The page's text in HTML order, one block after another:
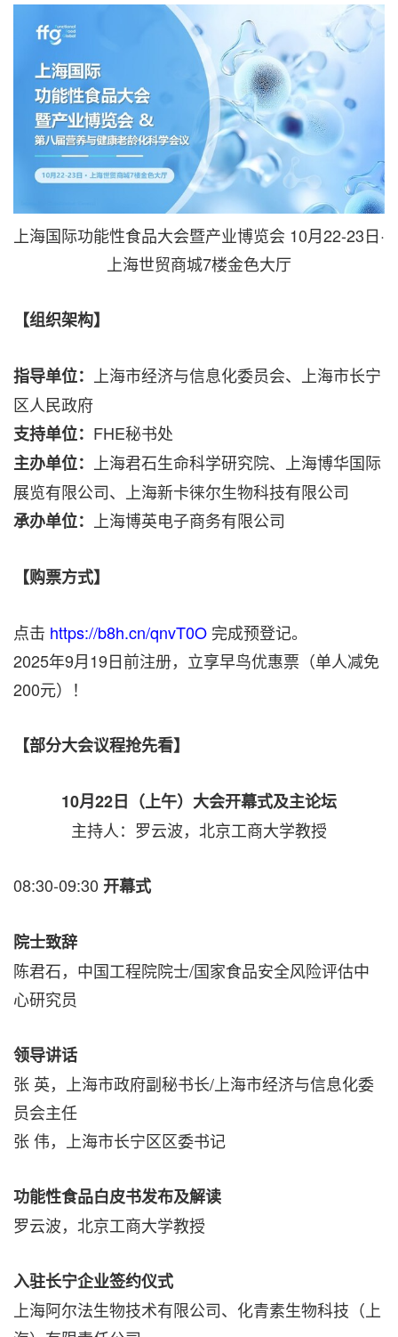
上海国际功能性食品大会暨产业博览会 10月22-23日·
上海世贸商城7楼金色大厅
【组织架构】
指导单位：
上海市经济与信息化委员会、上海市长宁
区人民政府
支持单位： FHE秘书处
主办单位：
上海君石生命科学研究院、上海博华国际
展览有限公司、上海新卡徕尔生物科技有限公司
承办单位：
上海博英电子商务有限公司
【购票方式】
点击 https://b8h.cn/qnvT0O 完成预登记。
2025年9月19日前注册，立享早鸟优惠票（单人减免
200元）！
【部分大会议程抢先看】
10月22日（上午）大会开幕式及主论坛
主持人：罗云波，北京工商大学教授
08:30-09:30 开幕式
院士致辞
陈君石，中国工程院院士/国家食品安全风险评估中
心研究员
领导讲话
张 英，上海市政府副秘书长/上海市经济与信息化委
员会主任
张 伟，上海市长宁区区委书记
功能性食品白皮书发布及解读
罗云波，北京工商大学教授
入驻长宁企业签约仪式
上海阿尔法生物技术有限公司、化青素生物科技（上